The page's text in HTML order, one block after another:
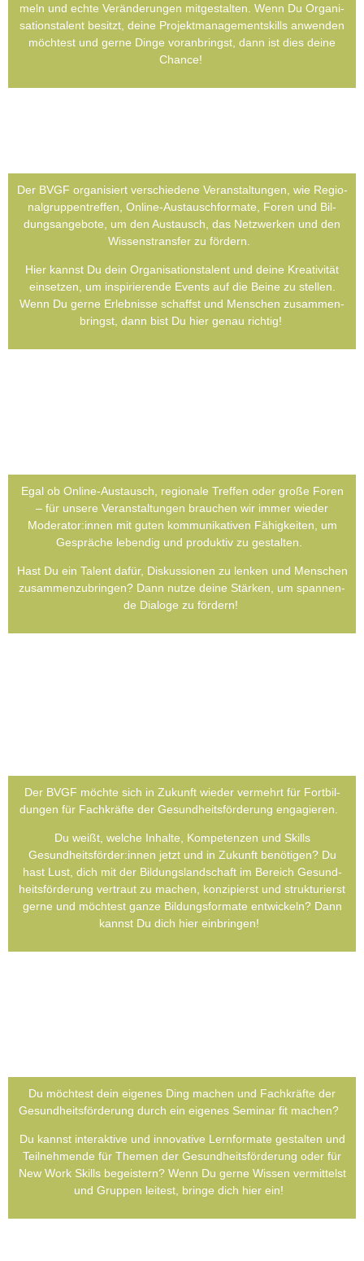
meln und ech­te Ver­än­de­run­gen mit­ge­stal­ten. Wenn Du Orga­ni­
sa­ti­ons­ta­lent besitzt, dei­ne Pro­jekt­ma­nage­ments­kills anwen­den
möch­test und ger­ne Din­ge vor­an­bringst, dann ist dies dei­ne
Chan­ce!
Der BVGF orga­ni­siert ver­schie­de­ne Ver­an­stal­tun­gen, wie Regio­
nal­grup­pen­tref­fen, Online-Aus­tausch­for­ma­te, Foren und Bil­
dungs­an­ge­bo­te, um den Aus­tausch, das Netz­wer­ken und den
Wis­sens­trans­fer zu för­dern.
Hier kannst Du dein Orga­ni­sa­ti­ons­ta­lent und dei­ne Krea­ti­vi­tät
ein­set­zen, um inspi­rie­ren­de Events auf die Bei­ne zu stel­len.
Wenn Du ger­ne Erleb­nis­se schaffst und Men­schen zusam­men­
bringst, dann bist Du hier genau rich­tig!
Egal ob Online-Aus­tausch, regio­na­le Tref­fen oder gro­ße Foren
– für unse­re Ver­an­stal­tun­gen brau­chen wir immer wie­der
Moderator:innen mit guten kom­mu­ni­ka­ti­ven Fähig­kei­ten, um
Gesprä­che leben­dig und pro­duk­tiv zu gestal­ten.
Hast Du ein Talent dafür, Dis­kus­sio­nen zu len­ken und Men­schen
zusam­men­zu­brin­gen? Dann nut­ze dei­ne Stär­ken, um span­nen­
de Dia­lo­ge zu för­dern!
Der BVGF möch­te sich in Zukunft wie­der ver­mehrt für Fort­bil­
dun­gen für Fach­kräf­te der Gesund­heits­förderung enga­gie­ren.
Du weißt, wel­che Inhal­te, Kom­pe­ten­zen und Skills
Gesundheitsförder:innen jetzt und in Zukunft benö­ti­gen? Du
hast Lust, dich mit der Bil­dungs­land­schaft im Bereich Gesund­
heits­förderung ver­traut zu machen, kon­zi­pierst und struk­tu­rierst
ger­ne und möch­test gan­ze Bil­dungs­for­ma­te ent­wi­ckeln? Dann
kannst Du dich hier ein­brin­gen!
Du möch­test dein eige­nes Ding machen und Fach­kräf­te der
Gesund­heits­förderung durch ein eige­nes Semi­nar fit machen?
Du kannst inter­ak­ti­ve und inno­va­ti­ve Lern­for­ma­te gestal­ten und
Teil­neh­men­de für The­men der Gesund­heits­förderung oder für
New Work Skills begeis­tern? Wenn Du ger­ne Wis­sen ver­mit­telst
und Grup­pen lei­test, brin­ge dich hier ein!